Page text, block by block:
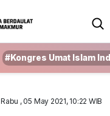
#Kongres Umat Islam
Rabu , 05 May 2021, 10:22 WIB